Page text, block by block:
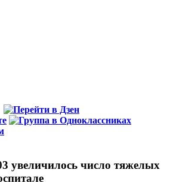
увеличилось число тяжелых